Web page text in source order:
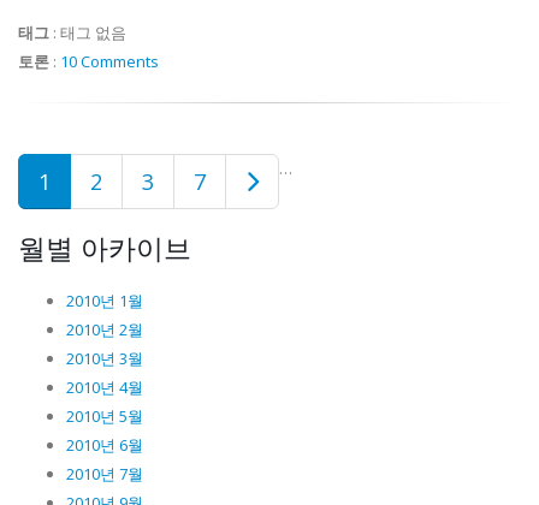
태그 : 태그 없음
토론 : 10 Comments
1 2 3 …
7
월별 아카이브
2010년 1월
2010년 2월
2010년 3월
2010년 4월
2010년 5월
2010년 6월
2010년 7월